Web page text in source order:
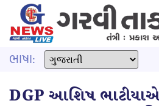
ભાષા:
DGP આશિષ